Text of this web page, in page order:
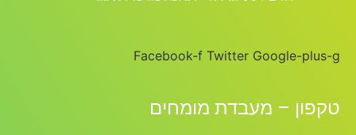
Facebook-f Twitter Google-plus-g
טקפון – מעבדת מומחים